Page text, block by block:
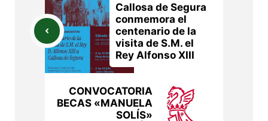
Callosa de Segura
conmemora el
centenario de la
visita de S.M. el
Rey Alfonso XIII
CONVOCATORIA
BECAS «MANUELA
SOLÍS»